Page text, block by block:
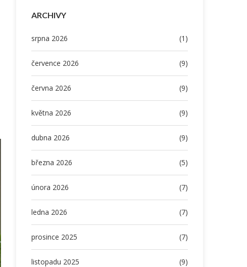
ARCHIVY
srpna 2026 (1)
července 2026 (9)
června 2026 (9)
května 2026 (9)
dubna 2026 (9)
března 2026 (5)
února 2026 (7)
ledna 2026 (7)
prosince 2025 (7)
listopadu 2025 (9)